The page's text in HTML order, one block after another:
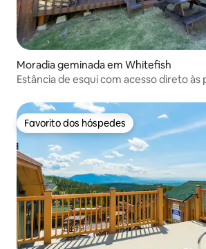
Moradia geminada em Whitefish
Estância de esqui com acesso direto às
Favorito dos hóspedes
Favorito dos hóspedes